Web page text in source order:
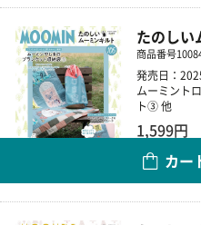
たのしい
商品番号
発売日：
ムーミント
ト③ 他
1,599円
カー